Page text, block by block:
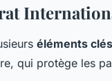
éléments clés
qui protège les